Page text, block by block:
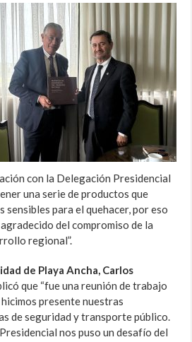
con la Delegación Presidencial
una serie de productos que
sensibles para el quehacer, por eso
del compromiso de la
regional”.
de Playa Ancha, Carlos
que “fue una reunión de trabajo
presente nuestras
de seguridad y transporte público.
nos puso un desafío del